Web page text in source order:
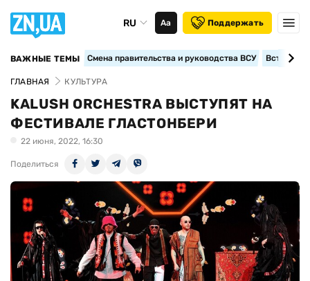
RU Аа Поддержать
ВАЖНЫЕ ТЕМЫ Смена правительства и руководства ВСУ
ГЛАВНАЯ КУЛЬТУРА
KALUSH ORCHESTRA ВЫСТУПЯТ НА
ФЕСТИВАЛЕ ГЛАСТОНБЕРИ
22 июня, 2022, 16:30
Поделиться